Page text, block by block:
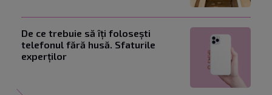
De ce trebuie să îți folosești
telefonul fără husă. Sfaturile
experților